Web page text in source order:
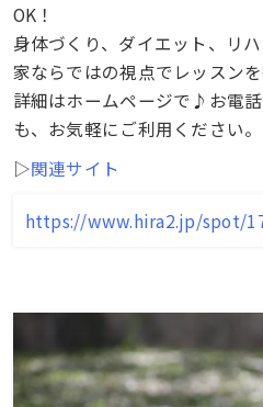
OK！
身体づくり、ダイエット、リ
家ならではの視点でレッスンを
詳細はホームページで♪お電
も、お気軽にご利用ください。
▷関連サイト
https://www.hira2.jp/spot/